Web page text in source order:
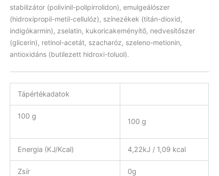
stabilizátor (polivinil-polipirrolidon), emulgeálószer
(hidroxipropil-metil-cellulóz), színezékek (titán-dioxid,
indigókarmin), zselatin, kukoricakeményítő, nedvesítőszer
(glicerin), retinol-acetát, szacharóz, szeleno-metionin,
antioxidáns (butilezett hidroxi-toluol).
Tápértékadatok
100 g
100 g
Energia (KJ/Kcal) 4,22kJ / 1,09 kcal
Zsír 0g